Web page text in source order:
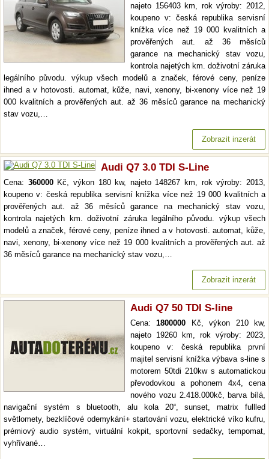
najeto 156403 km, rok výroby: 2012,
koupeno v: česká republika servisní
knížka více než 19 000 kvalitních a
prověřených aut. až 36 měsíců
garance na mechanický stav vozu,
kontrola najetých km. doživotní záruka
legálního původu. výkup všech modelů a značek, férové ceny, peníze
ihned a v hotovosti. automat, kůže, navi, xenony, bi-xenony více než 19
000 kvalitních a prověřených aut. až 36 měsíců garance na mechanický
stav vozu,…
Zobrazit inzerát
Audi Q7 3.0 TDI S-Line
Cena: 360000Kč, výkon 180 kw, najeto 148267 km, rok výroby: 2013,
koupeno v: česká republika servisní knížka více než 19 000 kvalitních a
prověřených aut. až 36 měsíců garance na mechanický stav vozu,
kontrola najetých km. doživotní záruka legálního původu. výkup všech
modelů a značek, férové ceny, peníze ihned a v hotovosti. automat, kůže,
navi, xenony, bi-xenony více než 19 000 kvalitních a prověřených aut. až
36 měsíců garance na mechanický stav vozu,…
Zobrazit inzerát
Audi Q7 50 TDI S-line
Cena:1800000 Kč, výkon 210 kw,
najeto 19260 km, rok výroby: 2023,
koupeno v: česká republika první
majitel servisní knížka výbava s-line s
motorem 50tdi 210kw s automatickou
převodovkou a pohonem 4x4, cena
nového vozu 2.418.000kč, barva bílá,
navigační systém s bluetooth, alu kola 20“, sunset, matrix fullled
světlomety, bezklíčové odemykání+ startování vozu, elektrické víko kufru,
prémiový audio systém, virtuální kokpit, sportovní sedačky, tempomat,
vyhřívané…